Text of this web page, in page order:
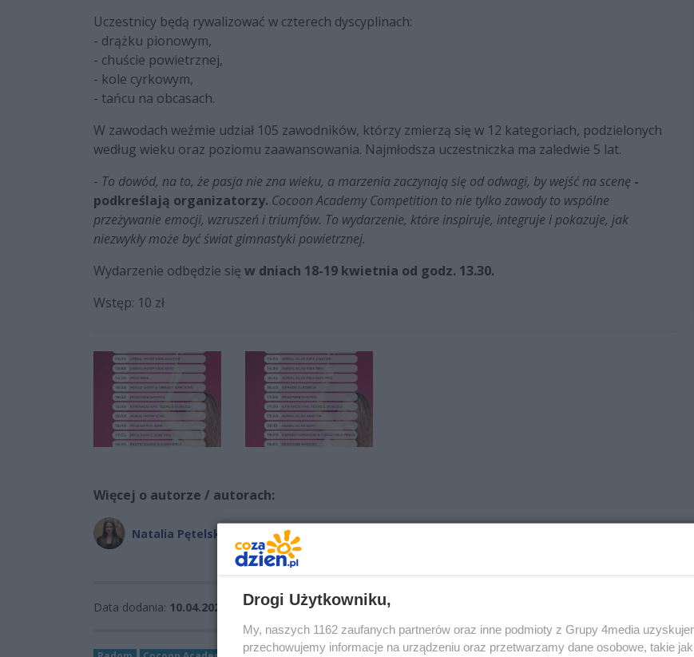
Uczestnicy będą rywalizować w czterech dyscyplinach:
- drążku pionowym,
- chuście powietrznej,
- kole cyrkowym,
- tańcu na obcasach.
W zawodach weźmie udział 105 zawodników, którzy zmierzą się w 12 kategoriach, podzielonych
według wieku oraz poziomu zaawansowania. Najmłodsza uczestniczka ma zaledwie 5 lat.
- To dowód, na to, że pasja nie zna wieku, a marzenia zaczynają się od odwagi, by wejść na scenę -
podkreślają organizatorzy. Cocoon Academy Competition to nie tylko zawody to wspólne
przeżywanie emocji, wzruszeń i triumfów. To wydarzenie, które inspiruje, integruje i pokazuje, jak
niezwykły może być świat gimnastyki powietrznej.
Wydarzenie odbędzie się w dniach 18-19 kwietnia od godz. 13.30.
Wstęp: 10 zł
Więcej o autorze / autorach:
Natalia Pętelska
Data dodania: 10.04.2026 09:21Drogi Użytkowniku,
My, naszych 1162 zaufanych partnerów oraz inne podmioty z Grupy 4media
przechowujemy informacje na urządzeniu oraz przetwarzamy dane osobowe, takie